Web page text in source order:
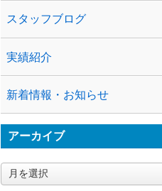
スタッフブログ
実績紹介
新着情報・お知らせ
アーカイブ
ア
ー